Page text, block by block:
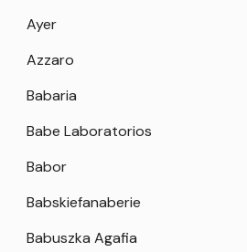
Ayer
Azzaro
Babaria
Babe Laboratorios
Babor
Babskiefanaberie
Babuszka Agafia